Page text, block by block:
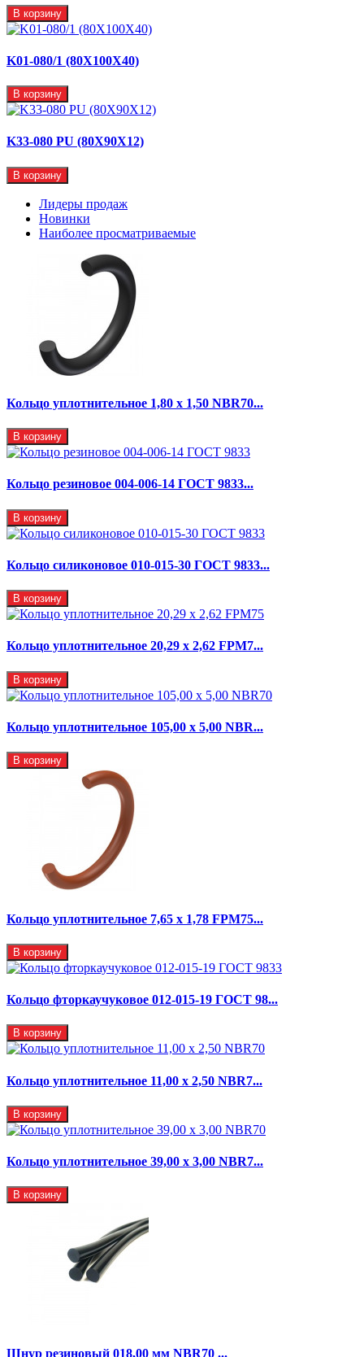
В корзину
K01-080/1 (80X100X40)
В корзину
K33-080 PU (80X90X12)
В корзину
Лидеры продаж
Новинки
Наиболее просматриваемые
Кольцо уплотнительное 1,80 х 1,50 NBR70...
В корзину
Кольцо резиновое 004-006-14 ГОСТ 9833...
В корзину
Кольцо силиконовое 010-015-30 ГОСТ 9833...
В корзину
Кольцо уплотнительное 20,29 x 2,62 FPM7...
В корзину
Кольцо уплотнительное 105,00 х 5,00 NBR...
В корзину
Кольцо уплотнительное 7,65 x 1,78 FPM75...
В корзину
Кольцо фторкаучуковое 012-015-19 ГОСТ 98...
В корзину
Кольцо уплотнительное 11,00 х 2,50 NBR7...
В корзину
Кольцо уплотнительное 39,00 х 3,00 NBR7...
В корзину
Шнур резиновый 018,00 мм NBR70 ...